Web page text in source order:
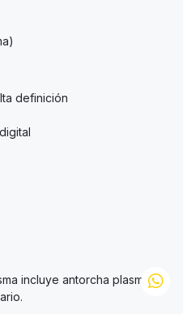
definición
incluye antorcha plasma,